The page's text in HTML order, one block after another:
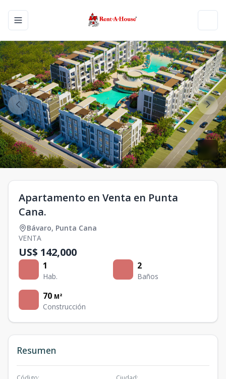
Toggle navigation menu
Apartamento en Venta en Punta
Cana.
Bávaro, Punta Cana
VENTA
US$ 142,000
1
Hab.
2
Baños
70 M²
Construcción
Resumen